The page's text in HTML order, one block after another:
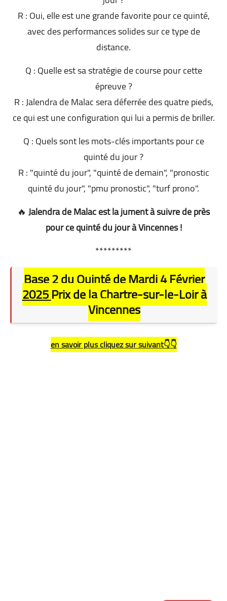
R : Oui, elle est une grande favorite pour ce quinté,
avec des performances solides sur ce type de
distance.
Q : Quelle est sa stratégie de course pour cette
épreuve ?
R : Jalendra de Malac sera déferrée des quatre pieds,
ce qui est une configuration qui lui a permis de briller.
Q : Quels sont les mots-clés importants pour ce
quinté du jour ?
R : "quinté du jour", "quinté de demain", "pronostic
quinté du jour", "pmu pronostic", "turf prono".
🔥 Jalendra de Malac est la jument à suivre de près
pour ce quinté du jour à Vincennes !
*********
Base 2 du Quinté de Mardi 4 Février
2025Prix de la Chartre-sur-le-Loir à
Vincennes
en savoir plus cliquez sur suivant👇👇